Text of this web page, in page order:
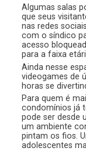
Algumas salas
que seus
nas redes
com o síndico
acesso
para a faixa
Ainda nesse
videogames de
horas se
Para quem é
condomínios já
pode ser desde
um ambiente
pintam os fios.
adolescentes